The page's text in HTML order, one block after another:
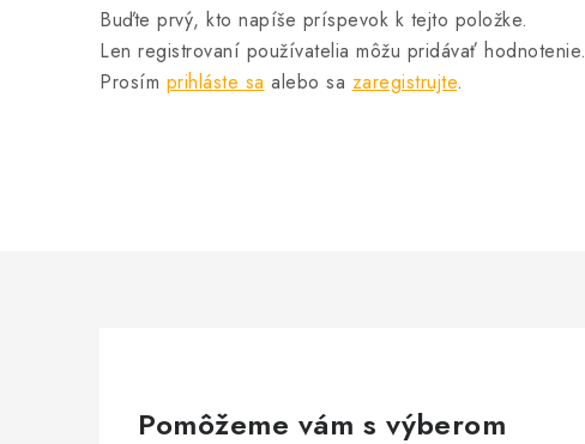
Buďte prvý, kto napíše príspevok k tejto položke.
Len registrovaní používatelia môžu pridávať hodnotenie.
Prosím prihláste sa alebo sa zaregistrujte.
Pomôžeme vám s výberom